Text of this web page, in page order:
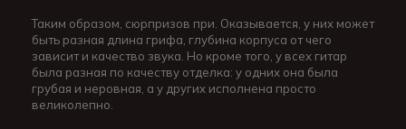
Таким образом, сюрпризов при. Оказывается, у них может
быть разная длина грифа, глубина корпуса от чего
зависит и качество звука. Но кроме того, у всех гитар
была разная по качеству отделка: у одних она была
грубая и неровная, а у других исполнена просто
великолепно.